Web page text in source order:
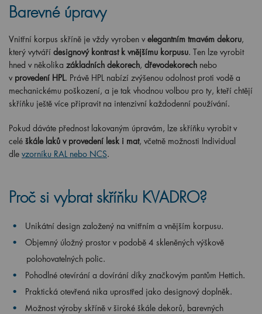
Barevné úpravy
Vnitřní korpus skříně je vždy vyroben velegantním tmavém dekoru,
který vytváří designový kontrast k vnějšímu korpusu. Ten lze vyrobit
hned v několika základních dekorech, dřevodekorech nebo
v provedení HPL. Právě HPL nabízí zvýšenou odolnost proti vodě a
mechanickému poškození, a je tak vhodnou volbou pro ty, kteří chtějí
skříňku ještě více připravit na intenzivní každodenní používání.
Pokud dáváte přednost lakovaným úpravám, lze skříňku vyrobit v
celé škále laků v provedení lesk i mat, včetně možnosti Individual
dle vzorníku RAL nebo NCS.
Proč si vybrat skříňku KVADRO?
Unikátní design založený na vnitřním a vnějším korpusu.
Objemný úložný prostor v podobě 4 skleněných výškově
polohovatelných polic.
Pohodlné otevírání a dovírání díky značkovým pantům Hettich.
Praktická otevřená nika uprostřed jako designový doplněk.
Možnost výroby skříně v široké škále dekorů, barevných